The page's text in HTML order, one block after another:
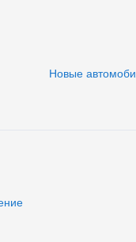
Новые